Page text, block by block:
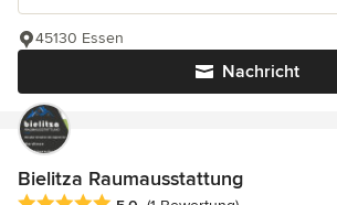
Nachricht
45130 Essen
Bielitza Raumausstattung